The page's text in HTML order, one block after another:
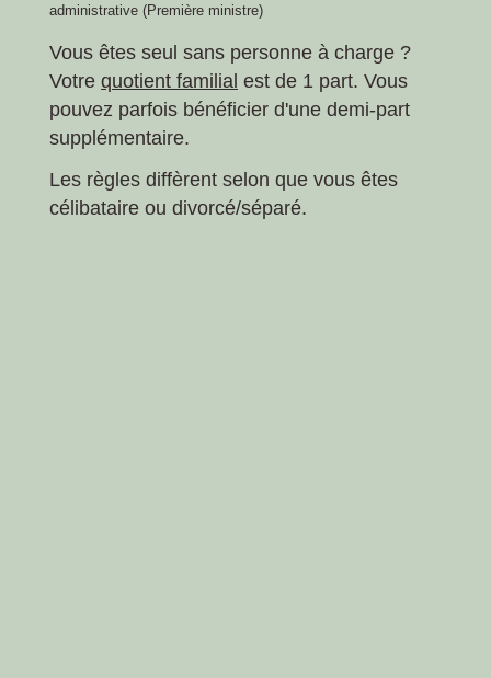
administrative (Première ministre)
Vous êtes seul sans personne à charge ?
Votre quotient familial est de 1 part. Vous
pouvez parfois bénéficier d'une demi-part
supplémentaire.
Les règles diffèrent selon que vous êtes
célibataire ou divorcé/séparé.